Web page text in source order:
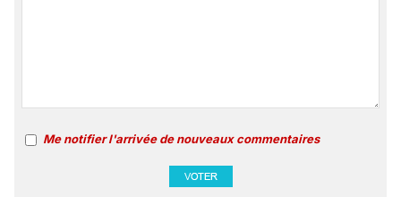
Me notifier l'arrivée de nouveaux commentaires